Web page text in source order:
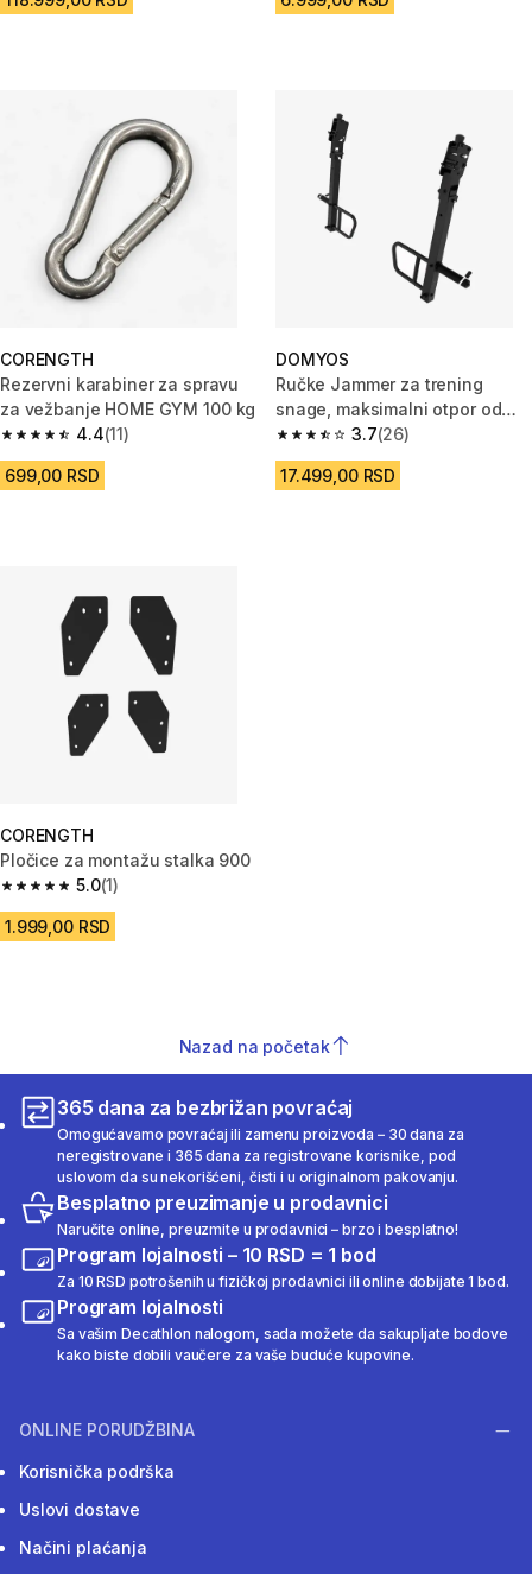
CORENGTH
Rezervni karabiner za spravu
za vežbanje HOME GYM 100 kg
4.4
4.4 od 5 zvezdica from 11 Recenzije
(11)
699,00 RSD
DOMYOS
Ručke Jammer za trening
snage, maksimalni otpor od
100 kg po ručki
3.7
3.7 od 5 zvezdica from 26
(26)
17.499,00 RSD
CORENGTH
Pločice za montažu stalka 900
5.0
5.0 od 5 zvezdica from 1 Recenzije
(1)
1.999,00 RSD
Nazad na početak
365 dana za bezbrižan povraćaj
Omogućavamo povraćaj ili zamenu proizvoda – 30 dana za
neregistrovane i 365 dana za registrovane korisnike, pod
uslovom da su nekorišćeni, čisti i u originalnom pakovanju.
Besplatno preuzimanje u prodavnici
Naručite online, preuzmite u prodavnici – brzo i besplatno!
Program lojalnosti – 10 RSD = 1 bod
Za 10 RSD potrošenih u fizičkoj prodavnici ili online dobijate 1 bod.
Program lojalnosti
Sa vašim Decathlon nalogom, sada možete da sakupljate bodove
kako biste dobili vaučere za vaše buduće kupovine.
ONLINE PORUDŽBINA
Korisnička podrška
Uslovi dostave
Načini plaćanja